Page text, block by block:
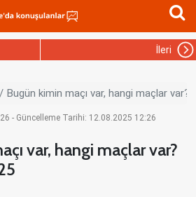
İleri
Bugün kimin maçı var, hangi maçlar
- Güncelleme Tarihi: 12.08.2025 12:26
var, hangi maçlar var?